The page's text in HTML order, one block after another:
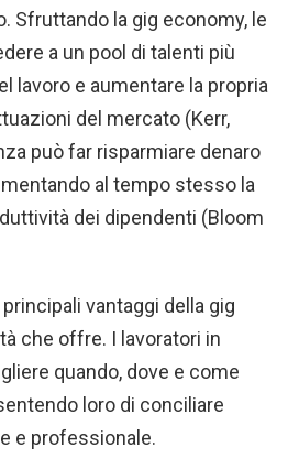
Sfruttando la gig economy, le
a un pool di talenti più
lavoro e aumentare la propria
del mercato (Kerr,
può far risparmiare denaro
al tempo stesso la
dei dipendenti (Bloom
vantaggi della gig
che offre. I lavoratori in
quando, dove e come
loro di conciliare
e professionale.